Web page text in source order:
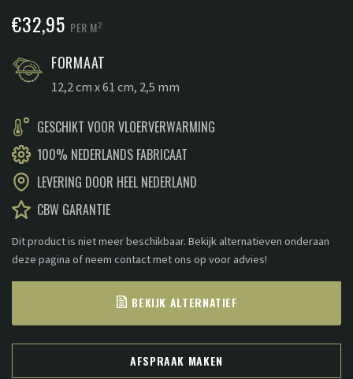
€32,95 PER M2
FORMAAT
12,2 cm x 61 cm, 2,5 mm
GESCHIKT VOOR VLOERVERWARMING
100% NEDERLANDS FABRICAAT
LEVERING DOOR HEEL NEDERLAND
CBW GARANTIE
Dit product is niet meer beschikbaar. Bekijk alternatieven onderaan
deze pagina of neem contact met ons op voor advies!
BEKIJK ALTERNATIEF
AFSPRAAK MAKEN